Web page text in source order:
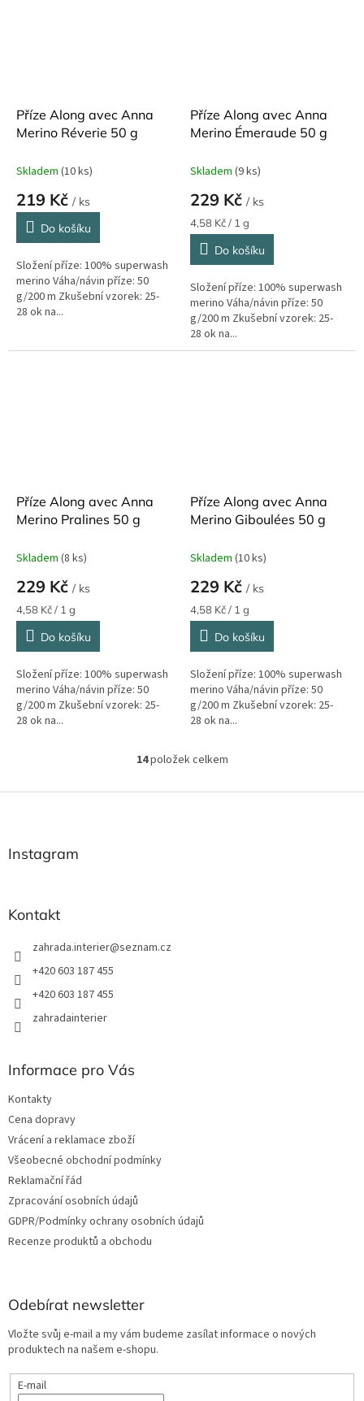
Příze Along avec Anna
Merino Réverie 50 g
Skladem (10 ks)
219 Kč / ks
Do košíku
Složení příze: 100% superwash
merino Váha/návin příze: 50
g/200 m Zkušební vzorek: 25-
28 ok na...
Příze Along avec Anna
Merino Émeraude 50 g
Skladem (9 ks)
229 Kč / ks
Měrná
cena:
4,58 Kč / 1 g
Do košíku
Složení příze: 100% superwash
merino Váha/návin příze: 50
g/200 m Zkušební vzorek: 25-
28 ok na...
Příze Along avec Anna
Merino Pralines 50 g
Skladem (8 ks)
229 Kč / ks
Měrná
cena:
4,58 Kč / 1 g
Do košíku
Složení příze: 100% superwash
merino Váha/návin příze: 50
g/200 m Zkušební vzorek: 25-
28 ok na...
Příze Along avec Anna
Merino Giboulées 50 g
Skladem (10 ks)
229 Kč / ks
Měrná
cena:
4,58 Kč / 1 g
Do košíku
Složení příze: 100% superwash
merino Váha/návin příze: 50
g/200 m Zkušební vzorek: 25-
28 ok na...
O
l
14položek celkem
Instagram
Kontakt
zahrada.interier@seznam.cz
+420 603 187 455
+420 603 187 455
zahradainterier
Informace pro Vás
Kontakty
Cena dopravy
Vrácení a reklamace zboží
Všeobecné obchodní podmínky
Reklamační řád
Zpracování osobních údajů
GDPR/Podmínky ochrany osobních údajů
Recenze produktů a obchodu
Odebírat newsletter
Vložte svůj e-mail a my vám budeme zasílat informace o nových
produktech na našem e-shopu.
E-mail